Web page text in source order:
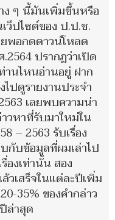
ง ๆ นี้มันเพิ่มขึ้นหรือ
ว็ปไซต์ของ ป.ป.ช.
พอกดดาวน์โหลด
ปรากฏว่าเปิด
านไหนอ่านอยู่ ฝาก
ปดูรายงานประจำ
เลยพบความน่า
วหาที่รับมาใหม่ใน
– 2563 รับเรื่อง
กับข้อมูลที่ผมเล่าไป
องเท่านั้น สอง
วเสร็จในแต่ละปีเพิ่ม
35% ของคำกล่าว
ล่าสุด